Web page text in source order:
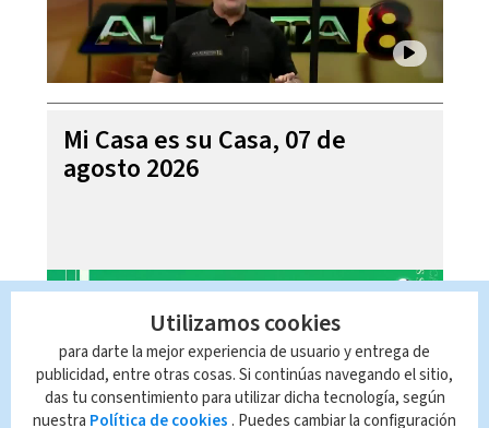
Mi Casa es su Casa, 07 de
agosto 2026
Utilizamos cookies
para darte la mejor experiencia de usuario y entrega de
publicidad, entre otras cosas. Si continúas navegando el sitio,
das tu consentimiento para utilizar dicha tecnología, según
nuestra Política de cookies . Puedes cambiar la configuración